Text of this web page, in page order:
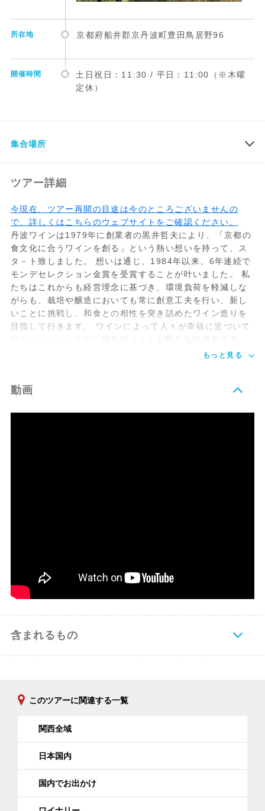
所在地 京都府船井郡京丹波町豊田鳥居野96
開催時間
土日祝日：11:30 / 平日：11:00（※木曜
定休）
集合場所
ツアー詳細
今現在、ツアー再開の目途は今のところございませんの
で、詳しくはこちらのウェブサイトをご確認ください。
丹波ワインは1979年に創業者の黒井哲夫により、「京都の
食文化に合うワインを創る」という熱い想いを持って、ス
タ－ト致しました。 想いは通じ、1984年以来、6年連続で
モンデセレクション金賞を受賞することが叶いました。 私
たちはこれからも経営理念に基づき、環境負荷を軽減しな
がらも、栽培や醸造においても常に創意工夫を行い、新し
いことに挑戦し、和食との相性を突き詰めたワイン造りを
目指して行きます。 ワインによって人々が幸福に近づいて
行く・・・・・その一端を担うことが私たちの使命です。
もっと見る
動画
含まれるもの
このツアーに関連する一覧
関西全域
日本国内
国内でお出かけ